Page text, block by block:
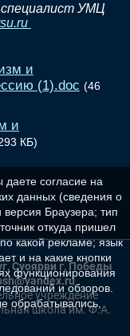
УМЦ
и
(1).doc (46
и
КБ)
Суоярви г, Победы
учреждение
школа им. Ф.А.
согласие на
данных (сведения о
Браузера; тип
откуда пришел
какой рекламе; язык
и на какие кнопки
функционирования
и обзоров.
обрабатывались,